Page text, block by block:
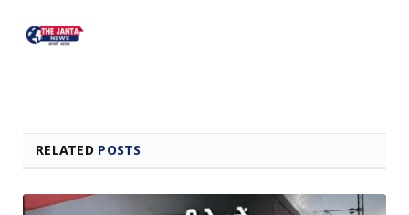
RELATED POSTS